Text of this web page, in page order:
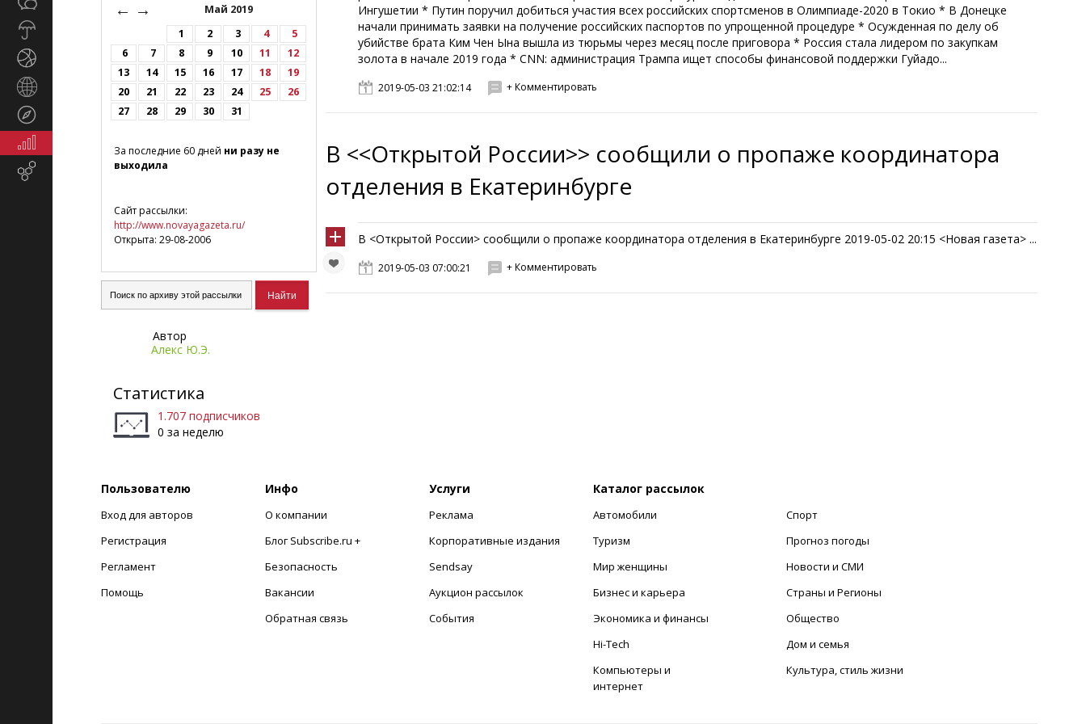
← Май 2019
→
1 2 3 4
5
6
7 8 9 10 11
12
13
14 15 16 17 18
19
20
21 22 23 24 25
26
27
28 29 30 31
За последние 60 дней ни разу не
выходила
Сайт рассылки:
http://www.novayagazeta.ru/
Открыта: 29-08-2006
Автор
Алекс Ю.Э.
Статистика
1.707 подписчиков
0 за неделю
Ингушетии * Путин поручил добиться участия всех российских спортсменов в Олимпиаде-2020 в Токио * В Донецке
начали принимать заявки на получение российских паспортов по упрощенной процедуре * Осужденная по делу об
убийстве брата Ким Чен Ына вышла из тюрьмы через месяц после приговора * Россия стала лидером по закупкам
золота в начале 2019 года * CNN: администрация Трампа ищет способы финансовой поддержки Гуйадо...
2019-05-03 21:02:14 + Комментировать
В <<Открытой России>> сообщили о пропаже координатора
отделения в Екатеринбурге
В <Открытой России> сообщили о пропаже координатора отделения в Екатеринбурге 2019-05-02 20:15 <Новая газета> ...
2019-05-03 07:00:21 + Комментировать
Пользователю
Вход для авторов
Регистрация
Регламент
Помощь
Инфо
О компании
Блог Subscribe.ru +
Безопасность
Вакансии
Обратная связь
Услуги
Реклама
Корпоративные издания
Sendsay
Аукцион рассылок
События
Каталог рассылок
Автомобили
Туризм
Мир женщины
Бизнес и карьера
Экономика и финансы
Hi-Tech
Компьютеры и
интернет
Спорт
Прогноз погоды
Новости и СМИ
Страны и Регионы
Общество
Дом и семья
Культура, стиль жизни